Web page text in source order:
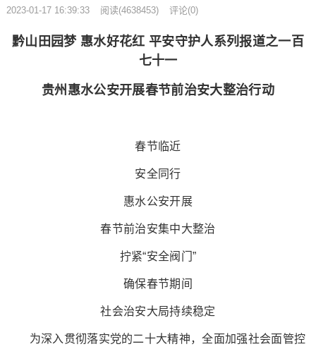
2023-01-17 16:39:33 阅读(4638453) 评论(0)
黔山田园梦 惠水好花红 平安守护人系列报道之一百
七十一
贵州惠水公安开展春节前治安大整治行动
春节临近
安全同行
惠水公安开展
春节前治安集中大整治
拧紧“安全阀门”
确保春节期间
社会治安大局持续稳定
为深入贯彻落实党的二十大精神，全面加强社会面管控